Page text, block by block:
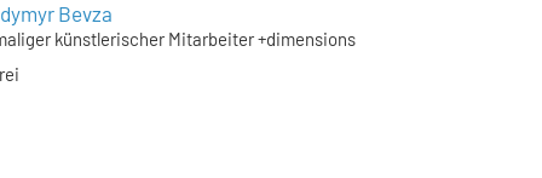
Bevza
künstlerischer Mitarbeiter +dimensions